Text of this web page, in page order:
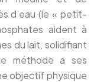
d’eau (le « petit-
aident à
du lait, solidifiant
méthode a ses
objectif physique